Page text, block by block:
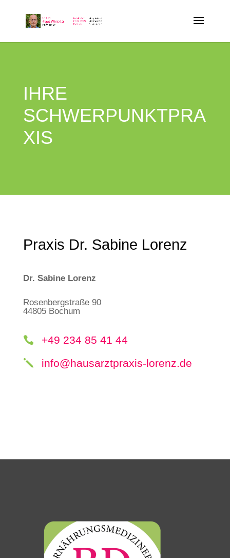
IHRE
SCHWERPUNKTPRA
XIS
Praxis Dr. Sabine Lorenz
Dr. Sabine Lorenz
Rosenbergstraße 90
44805 Bochum
 +49 234 85 41 44
j info@hausarztpraxis-lorenz.de